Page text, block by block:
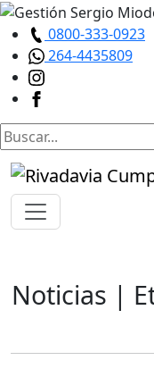
0800-333-0923
264-4435809
Noticias |